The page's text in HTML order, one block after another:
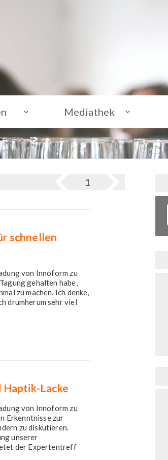
Mediathek
1
schnellen
von Innoform zu
gehalten habe,
zu machen. Ich denke,
drumherum sehr viel
Haptik-Lacke
von Innoform zu
Erkenntnisse zur
zu diskutieren.
unserer
der Expertentreff